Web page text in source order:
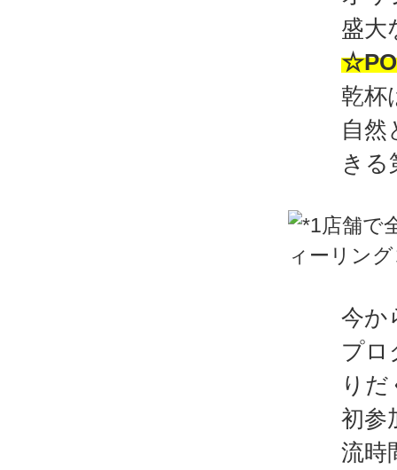
盛大
乾杯
自然
き
今か
プロ
りだ
初参
流時